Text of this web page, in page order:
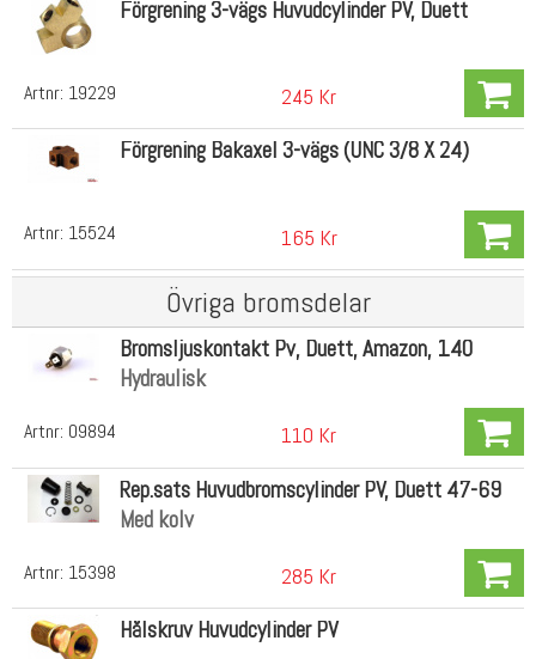
Artnr: 19229
Förgrening 3-vägs Huvudcylinder PV, Duett
245 Kr
Artnr: 15524
Förgrening Bakaxel 3-vägs (UNC 3/8 X 24)
165 Kr
Övriga bromsdelar
Artnr: 09894
Bromsljuskontakt Pv, Duett, Amazon, 140
Hydraulisk
110 Kr
Artnr: 15398
Rep.sats Huvudbromscylinder PV, Duett 47-69
Med kolv
285 Kr
Hålskruv Huvudcylinder PV